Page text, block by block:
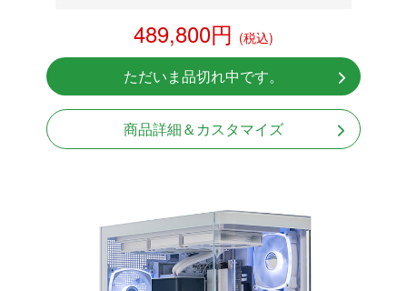
RTX 5080 16GB
NVMeSSD 1TB
無線LAN Bluetooth対応
Windows11 Home 64bit
489,800円 (税込)
ただいま品切れ中です。
商品詳細＆カスタマイズ